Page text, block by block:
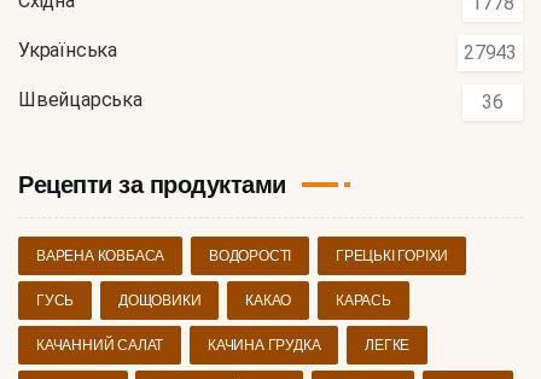
Українська 27943
Швейцарська 36
Рецепти за продуктами
ВАРЕНА КОВБАСА ВОДОРОСТІ ГРЕЦЬКІ ГОРІХИ
ГУСЬ ДОЩОВИКИ КАКАО КАРАСЬ
КАЧАННИЙ САЛАТ КАЧИНА ГРУДКА ЛЕГКЕ